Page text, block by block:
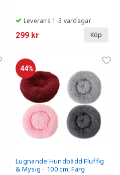
Leverans 1-3 vardagar
299 kr Köp
44%
Lugnande Hundbädd Fluffig
& Mysig - 100 cm, Färg